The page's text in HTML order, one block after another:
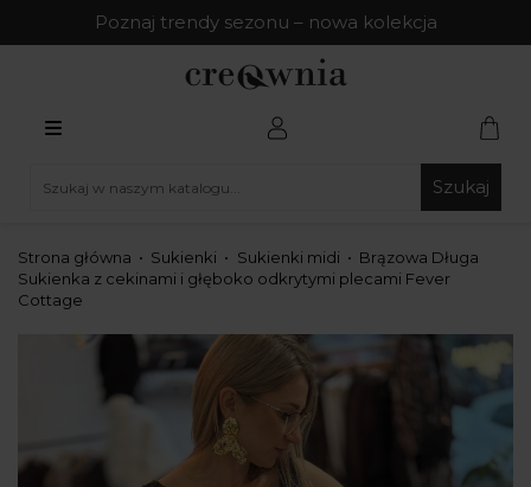
Poznaj trendy sezonu – nowa kolekcja
Szukaj
Strona główna Sukienki Sukienki midi
Brązowa Długa
Sukienka z cekinami i głęboko odkrytymi plecami Fever
Cottage